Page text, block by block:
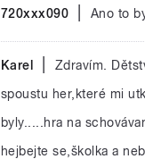
720xxx090 Ano to
Karel
Zdravím.
spoustu her,které mi
byly.....hra na
hejbejte se,školka a